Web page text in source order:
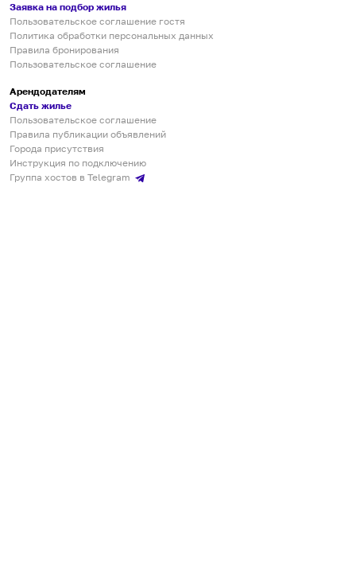
Заявка на подбор жилья
Пользовательское соглашение гостя
Политика обработки персональных данных
Правила бронирования
Пользовательское соглашение
Арендодателям
Сдать жилье
Пользовательское соглашение
Правила публикации объявлений
Города присутствия
Инструкция по подключению
Группа хостов в Telegram